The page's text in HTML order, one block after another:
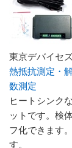
東京デバイセ
熱抵抗測定・
数測定
ヒートシンク
ットです。検
フ化できます
す。